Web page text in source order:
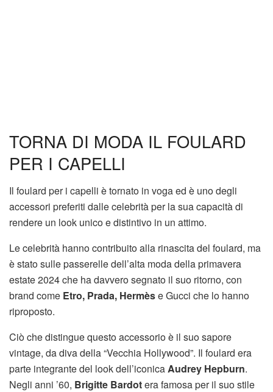
TORNA DI MODA IL FOULARD
PER I CAPELLI
Il foulard per i capelli è tornato in voga ed è uno degli
accessori preferiti dalle celebrità per la sua capacità di
rendere un look unico e distintivo in un attimo.
Le celebrità hanno contribuito alla rinascita del foulard, ma
è stato sulle passerelle dell’alta moda della primavera
estate 2024 che ha davvero segnato il suo ritorno, con
brand come Etro, Prada, Hermèse Gucci che lo hanno
riproposto.
Ciò che distingue questo accessorio è il suo sapore
vintage, da diva della “Vecchia Hollywood”. Il foulard era
parte integrante del look dell’iconicaAudrey Hepburn.
Negli anni ’60, Brigitte Bardotera famosa per il suo stile